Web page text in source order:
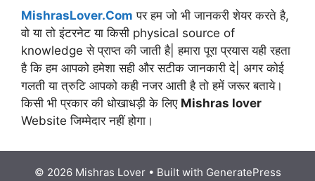
MishrasLover.Com पर हम जो भी जानकरी शेयर करते है,
वो या तो इंटरनेट या किसी physical source of
knowledge से प्राप्त की जाती है| हमारा पूरा प्रयास यही रहता
है कि हम आपको हमेशा सही और सटीक जानकारी दे| अगर कोई
गलती या त्रुटि आपको कही नजर आती है तो हमें जरूर बताये।
किसी भी प्रकार की धोखाधड़ी के लिए Mishras lover
Website जिम्मेदार नहीं होगा।
© 2026 Mishras Lover• Built with GeneratePress